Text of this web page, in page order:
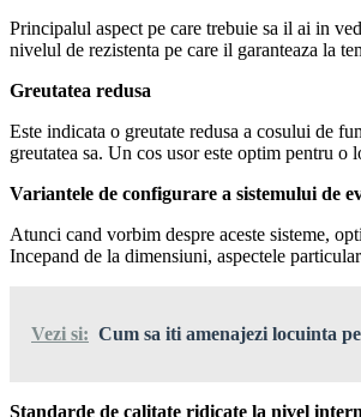
Principalul aspect pe care trebuie sa il ai in
nivelul de rezistenta pe care il garanteaza la
Greutatea redusa
Este indicata o greutate redusa a cosului de
greutatea sa. Un cos usor este optim pentru
Variantele de configurare a sistemului de
Atunci cand vorbim despre aceste sisteme,
Incepand de la dimensiuni, aspectele
Vezi si: Cum sa iti amenajezi locuinta
Standarde de calitate ridicate la nivel